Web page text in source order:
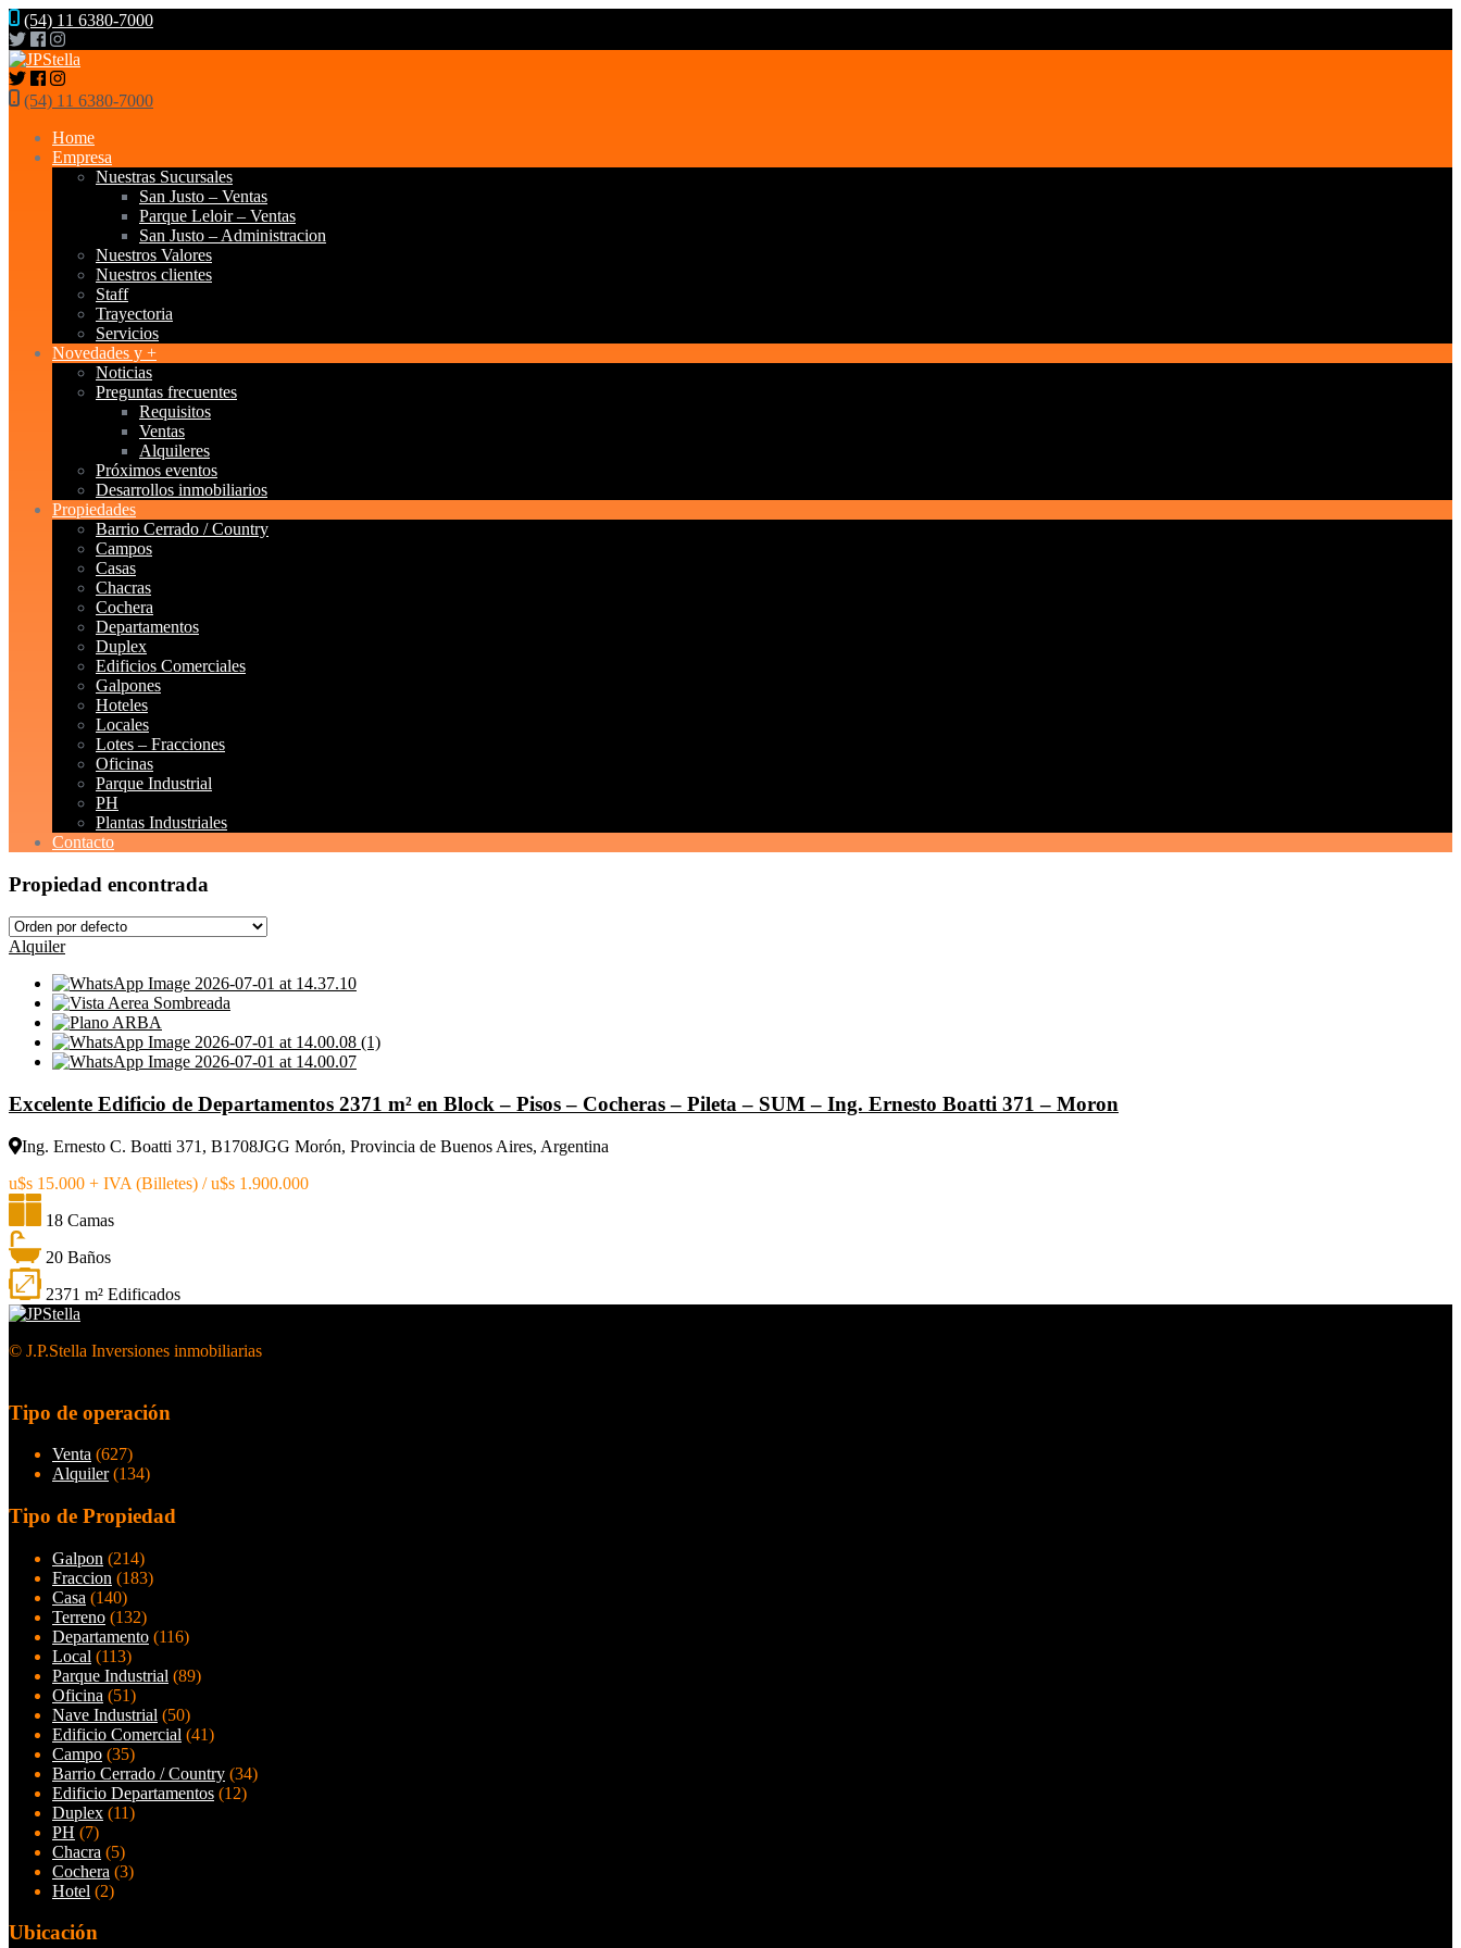
(54) 11 6380-7000
(54) 11 6380-7000
Home
Empresa
Nuestras Sucursales
San Justo – Ventas
Parque Leloir – Ventas
San Justo – Administracion
Nuestros Valores
Nuestros clientes
Staff
Trayectoria
Servicios
Novedades y +
Noticias
Preguntas frecuentes
Requisitos
Ventas
Alquileres
Próximos eventos
Desarrollos inmobiliarios
Propiedades
Barrio Cerrado / Country
Campos
Casas
Chacras
Cochera
Departamentos
Duplex
Edificios Comerciales
Galpones
Hoteles
Locales
Lotes – Fracciones
Oficinas
Parque Industrial
PH
Plantas Industriales
Contacto
Propiedad encontrada
Alquiler
Excelente Edificio de Departamentos 2371 m² en Block – Pisos – Cocheras – Pileta – SUM – Ing. Ernesto Boatti 371 – Moron
Ing. Ernesto C. Boatti 371, B1708JGG Morón, Provincia de Buenos Aires, Argentina
u$s 15.000 + IVA (Billetes) / u$s 1.900.000
18 Camas
20 Baños
2371 m² Edificados
© J.P.Stella Inversiones inmobiliarias
Tipo de operación
Venta (627)
Alquiler(134)
Tipo de Propiedad
Galpon (214)
Fraccion (183)
Casa (140)
Terreno (132)
Departamento (116)
Local (113)
Parque Industrial (89)
Oficina (51)
Nave Industrial (50)
Edificio Comercial (41)
Campo (35)
Barrio Cerrado / Country (34)
Edificio Departamentos (12)
Duplex (11)
PH (7)
Chacra (5)
Cochera (3)
Hotel (2)
Ubicación